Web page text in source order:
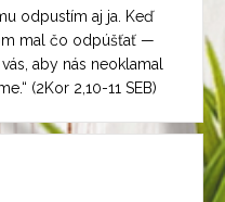
odpustím aj ja. Keď
mal čo odpúšťať —
aby nás neoklamal
(2Kor 2,10-11 SEB)